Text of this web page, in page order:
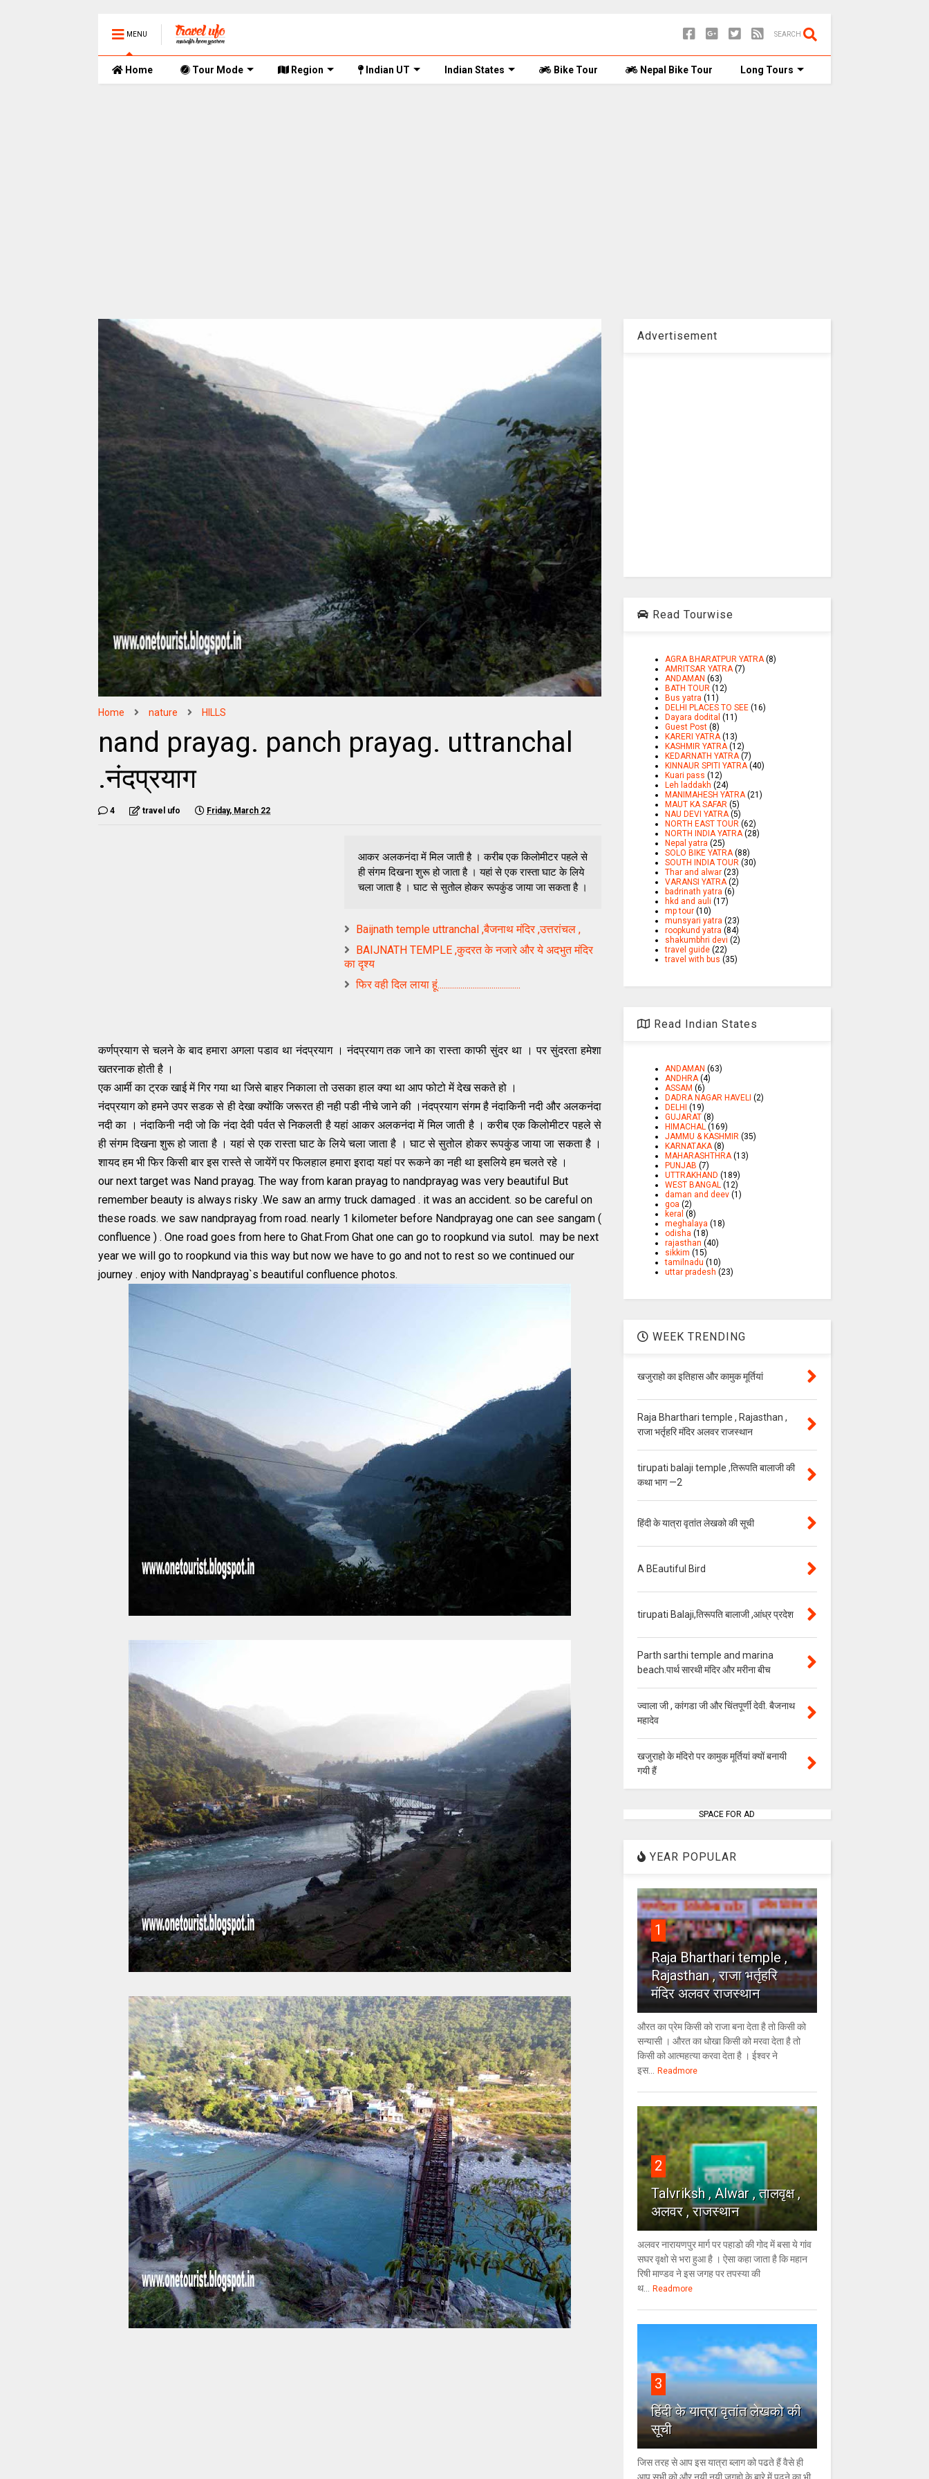
MENU SEARCH
Home Tour Mode Region Indian UT Indian States Bike Tour Nepal Bike Tour Long Tours
Home nature HILLS
nand prayag. panch prayag. uttranchal
.नंदप्रयाग
4 travel ufo Friday, March 22
आकर अलकनंदा में मिल जाती है । करीब एक किलोमीटर पहले से
ही संगम दिखना शुरू हो जाता है । यहां से एक रास्ता घाट के लिये
चला जाता है । घाट से सुतोल होकर रूपकुंड जाया जा सकता है ।
Baijnath temple uttranchal ,बैजनाथ मंदिर ,उत्तरांचल ,
BAIJNATH TEMPLE ,कुदरत के नजारे और ये अदभुत मंदिर
का दृश्य
फिर वही दिल लाया हूं........................................
कर्णप्रयाग से चलने के बाद हमारा अगला पडाव था नंदप्रयाग । नंदप्रयाग तक जाने का रास्ता काफी सुंदर था । पर सुंदरता हमेशा
खतरनाक होती है ।
एक आर्मी का ट्रक खाई में गिर गया था जिसे बाहर निकाला तो उसका हाल क्या ​था आप फोटो में देख सकते हो ।
नंदप्रयाग को हमने उपर सडक से ही देखा क्योंकि जरूरत ही नही पडी नीचे जाने की ।नंदप्रयाग संगम है नंदाकिनी नदी और अलकनंदा
नदी का । नंदाकिनी नदी जो कि नंदा देवी पर्वत से निकलती है यहां आकर अलकनंदा में मिल जाती है । करीब एक किलोमीटर पहले से
ही संगम दिखना शुरू हो जाता है । यहां से एक रास्ता घाट के लिये चला जाता है । घाट से सुतोल होकर रूपकुंड जाया जा सकता है ।
शायद हम भी फिर किसी बार इस रास्ते से जायेंगें पर फिलहाल हमारा इरादा यहां पर रूकने का नही था इसलिये हम चलते रहे ।
our next target was Nand prayag. The way from karan prayag to nandprayag was very beautiful But
remember beauty is always risky .We saw an army truck damaged . it was an accident. so be careful on
these roads. we saw nandprayag from road. nearly 1 kilometer before Nandprayag one can see sangam (
confluence ) . One road goes from here to Ghat.From Ghat one can go to roopkund via sutol. may be next
year we will go to roopkund via this way but now we have to go and not to rest so we continued our
journey . enjoy with Nandprayag`s beautiful confluence photos.
Advertisement
Read Tourwise
AGRA BHARATPUR YATRA (8)
AMRITSAR YATRA (7)
ANDAMAN (63)
BATH TOUR (12)
Bus yatra (11)
DELHI PLACES TO SEE (16)
Dayara dodital (11)
Guest Post (8)
KARERI YATRA (13)
KASHMIR YATRA (12)
KEDARNATH YATRA (7)
KINNAUR SPITI YATRA (40)
Kuari pass (12)
Leh laddakh (24)
MANIMAHESH YATRA (21)
MAUT KA SAFAR (5)
NAU DEVI YATRA (5)
NORTH EAST TOUR (62)
NORTH INDIA YATRA (28)
Nepal yatra (25)
SOLO BIKE YATRA (88)
SOUTH INDIA TOUR (30)
Thar and alwar (23)
VARANSI YATRA (2)
badrinath yatra (6)
hkd and auli (17)
mp tour (10)
munsyari yatra (23)
roopkund yatra (84)
shakumbhri devi (2)
travel guide (22)
travel with bus (35)
Read Indian States
ANDAMAN (63)
ANDHRA (4)
ASSAM (6)
DADRA NAGAR HAVELI (2)
DELHI (19)
GUJARAT (8)
HIMACHAL (169)
JAMMU & KASHMIR (35)
KARNATAKA (8)
MAHARASHTHRA (13)
PUNJAB (7)
UTTRAKHAND (189)
WEST BANGAL (12)
daman and deev (1)
goa (2)
keral (8)
meghalaya (18)
odisha (18)
rajasthan (40)
sikkim (15)
tamilnadu (10)
uttar pradesh (23)
WEEK TRENDING
खजुराहो का इतिहास और कामुक मूर्तियां
Raja Bharthari temple , Rajasthan ,
राजा भर्तृहरि मंदिर अलवर राजस्थान
tirupati balaji temple ,तिरूपति बालाजी की
कथा भाग —2
हिंदी के यात्रा वृतांत लेखको की सूची
A BEautiful Bird
tirupati Balaji,तिरूपति बालाजी ,आंध्र प्रदेश
Parth sarthi temple and marina
beach.पार्थ सारथी मंदिर और मरीना बीच
ज्वाला जी , कांगडा जी और चिंतपूर्णी देवी. बैजनाथ
महादेव
खजुराहो के मंदिरो पर कामुक मूर्तियां क्यों बनायी
गयी हैं
SPACE FOR AD
YEAR POPULAR
1
Raja Bharthari temple ,
Rajasthan , राजा भर्तृहरि
मंदिर अलवर राजस्थान
औरत का प्रेम किसी को राजा बना देता है तो किसी को
सन्यासी । औरत का धोखा किसी को मरवा देता है तो
किसी को आत्महत्या करवा देता है । ईश्वर ने
इस...
Readmore
2
Talvriksh , Alwar , तालवृक्ष ,
अलवर , राजस्थान
अलवर नारायणपुर मार्ग पर पहाडो की गोद में बसा ये गांव
सघर वृक्षो से भरा हुआ है । ऐसा कहा जाता है कि महान
रिषी माण्डव ने इस जगह पर तपस्या की
थ...
Readmore
3
हिंदी के यात्रा वृतांत लेखको की
सूची
जिस तरह से आप इस यात्रा ब्लाग को पढते हैं वैसे ही